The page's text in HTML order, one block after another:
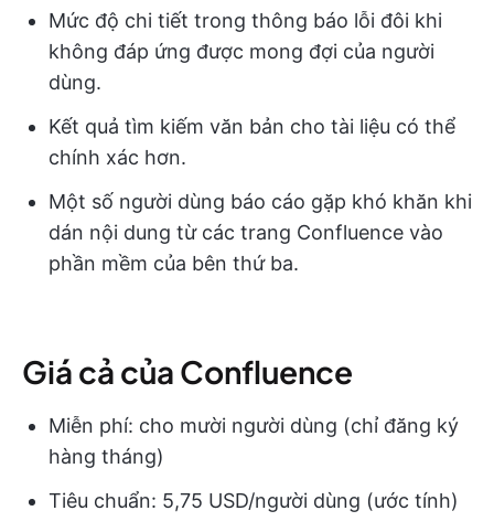
Mức độ chi tiết trong thông báo lỗi đôi khi
không đáp ứng được mong đợi của người
dùng.
Kết quả tìm kiếm văn bản cho tài liệu có thể
chính xác hơn.
Một số người dùng báo cáo gặp khó khăn khi
dán nội dung từ các trang Confluence vào
phần mềm của bên thứ ba.
Giá cả của Confluence
Miễn phí: cho mười người dùng (chỉ đăng ký
hàng tháng)
Tiêu chuẩn: 5,75 USD/người dùng (ước tính)